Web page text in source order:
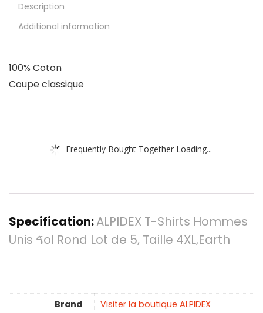
Description
Additional information
100% Coton
Coupe classique
Frequently Bought Together Loading...
Specification:ALPIDEX T-Shirts Hommes
Unis ࠃol Rond Lot de 5, Taille 4XL,Earth
Brand Visiter la boutique ALPIDEX